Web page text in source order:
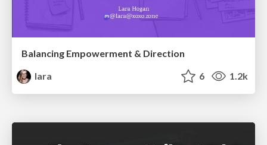
Balancing Empowerment & Direction
lara
6 1.2k